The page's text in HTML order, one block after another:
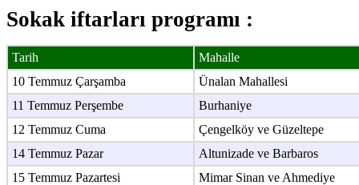
Sokak iftarları programı :
Tarih
Mahalle
10 Temmuz Çarşamba
Ünalan Mahallesi
11 Temmuz Perşembe
Burhaniye
12 Temmuz Cuma
Çengelköy ve Güzeltepe
14 Temmuz Pazar
Altunizade ve Barbaros
15 Temmuz Pazartesi
Mimar Sinan ve Ahmediye